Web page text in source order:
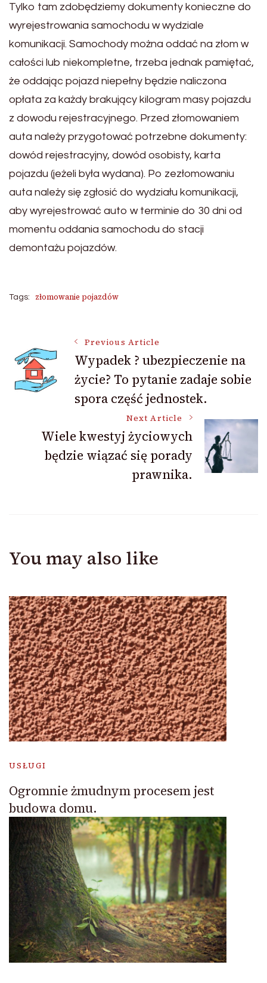
Tylko tam zdobędziemy dokumenty konieczne do
wyrejestrowania samochodu w wydziale
komunikacji. Samochody można oddać na złom w
całości lub niekompletne, trzeba jednak pamiętać,
że oddając pojazd niepełny będzie naliczona
opłata za każdy brakujący kilogram masy pojazdu
z dowodu rejestracyjnego. Przed złomowaniem
auta należy przygotować potrzebne dokumenty:
dowód rejestracyjny, dowód osobisty, karta
pojazdu (jeżeli była wydana). Po zezłomowaniu
auta należy się zgłosić do wydziału komunikacji,
aby wyrejestrować auto w terminie do 30 dni od
momentu oddania samochodu do stacji
demontażu pojazdów.
Tags: złomowanie pojazdów
Post
Navigation
Previous Article
Wypadek ? ubezpieczenie na
życie? To pytanie zadaje sobie
spora część jednostek.
Next Article
Wiele kwestyj życiowych
będzie wiązać się porady
prawnika.
You may also like
USŁUGI
Ogromnie żmudnym procesem jest
budowa domu.